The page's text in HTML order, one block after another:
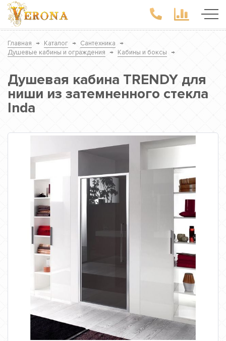
Главная → Каталог → Сантехника
→
Душевые кабины и ограждения
→ Кабины и боксы →
Душевая кабина TRENDY для
ниши из затемненного стекла
Inda